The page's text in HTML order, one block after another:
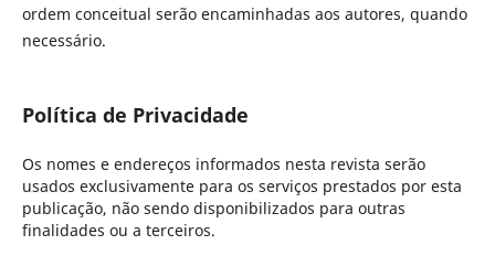
ordem conceitual serão encaminhadas aos autores, quando
necessário.
Política de Privacidade
Os nomes e endereços informados nesta revista serão
usados exclusivamente para os serviços prestados por esta
publicação, não sendo disponibilizados para outras
finalidades ou a terceiros.